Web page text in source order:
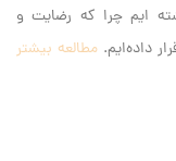
ایم‌ چرا که رضایت و
داده‌ایم. مطالعه بیشتر